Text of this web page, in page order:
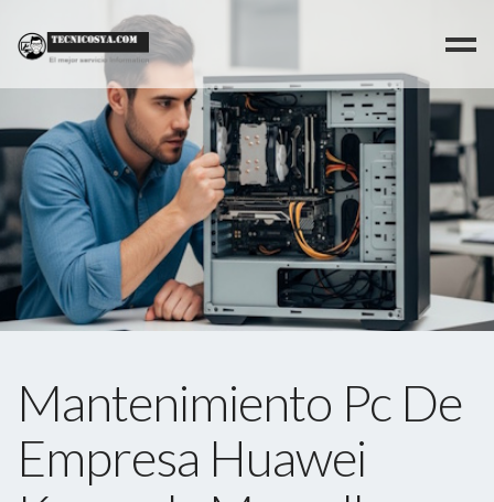
Mantenimiento Pc De
Empresa Huawei